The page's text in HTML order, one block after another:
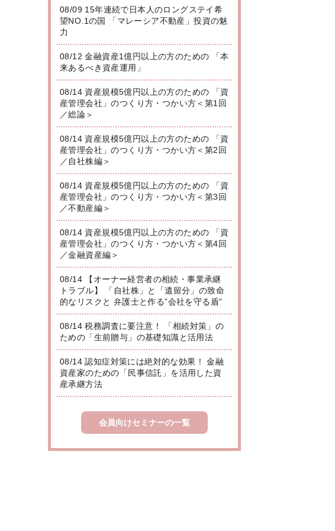
08/09 15年連続で日本人のロングステイ希
望NO.1の国 「マレーシア不動産」投資の魅
力
08/12 金融資産1億円以上の方のための 「本
来あるべき資産運用」
08/14 資産規模5億円以上の方のための 「資
産管理会社」のつくり方・つかい方＜第1回
／総論＞
08/14 資産規模5億円以上の方のための 「資
産管理会社」のつくり方・つかい方＜第2回
／自社株編＞
08/14 資産規模5億円以上の方のための 「資
産管理会社」のつくり方・つかい方＜第3回
／不動産編＞
08/14 資産規模5億円以上の方のための 「資
産管理会社」のつくり方・つかい方＜第4回
／金融資産編＞
08/14 【オーナー経営者の相続・事業承継
トラブル】 「自社株」と「遺留分」の致命
的なリスクと 弁護士と作る”会社を守る盾”
08/14 税務調査に要注意！ 「相続対策」の
ための「生前贈与」の基礎知識と活用法
08/14 認知症対策には絶対的な効果！ 金融
資産家のための「民事信託」を活用した資
産承継方法
会員向けセミナーの一覧